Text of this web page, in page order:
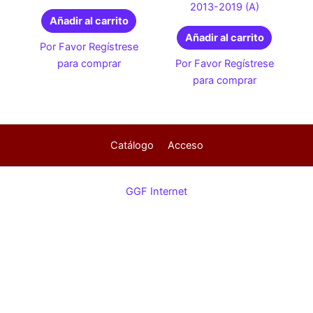
Añadir al carrito
Por Favor Regístrese
para comprar
2013-2019 (A)
Añadir al carrito
Por Favor Regístrese
para comprar
Catálogo Acceso
GGF Internet